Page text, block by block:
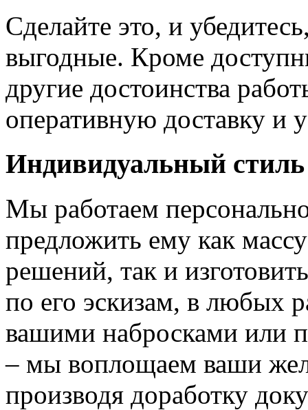
Сделайте это, и
выгодные. Кроме
другие достоинства
оперативную доставку и
Индивидуальный стиль
Мы работаем
предложить ему как
решений, так и
по его эскизам, в любых
вашими набросками или
– мы воплощаем ваши
производя доработку